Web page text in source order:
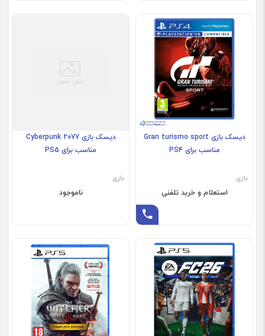
دیسک بازی Gran turismo sport
مناسب برای PS4
بازی
استعلام و خرید تلفنی
دیسک بازی Cyberpunk 2077
مناسب برای PS5
بازی
ناموجود